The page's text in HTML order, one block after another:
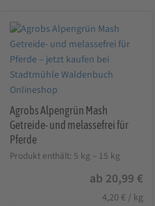
Agrobs Alpengrün Mash
Getreide- und melassefrei für
Pferde
Produkt enthält: 5 kg – 15 kg
ab 20,99 €
4,20 € / kg